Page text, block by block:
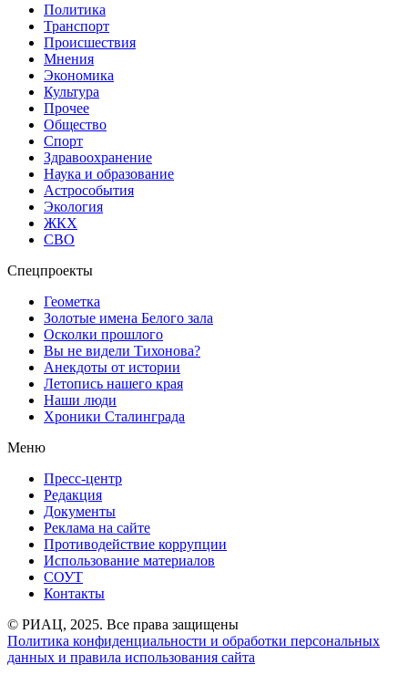
Политика
Транспорт
Происшествия
Мнения
Экономика
Культура
Прочее
Общество
Спорт
Здравоохранение
Наука и образование
Астрособытия
Экология
ЖКХ
СВО
Спецпроекты
Геометка
Золотые имена Белого зала
Осколки прошлого
Вы не видели Тихонова?
Анекдоты от истории
Летопись нашего края
Наши люди
Хроники Сталинграда
Меню
Пресс-центр
Редакция
Документы
Реклама на сайте
Противодействие коррупции
Использование материалов
СОУТ
Контакты
© РИАЦ, 2025. Все права защищены
Политика конфиденциальности и обработки персональных
данных и правила использования сайта